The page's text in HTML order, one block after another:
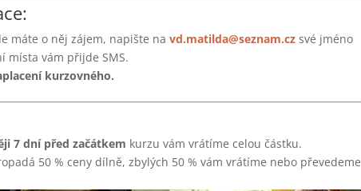
máte o něj zájem, napište na vd.matilda@seznam.cz své jméno
místa vám přijde SMS.
kurzovného.
7 dní před začátkem kurzu vám vrátíme celou částku.
50 % ceny dílně, zbylých 50 % vám vrátíme nebo převedeme